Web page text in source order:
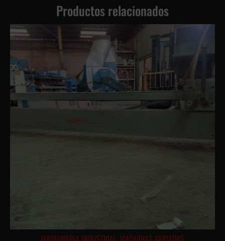
Productos relacionados
MAQUINARIA INDUSTRIAL, MAQUINAS VARIADAS